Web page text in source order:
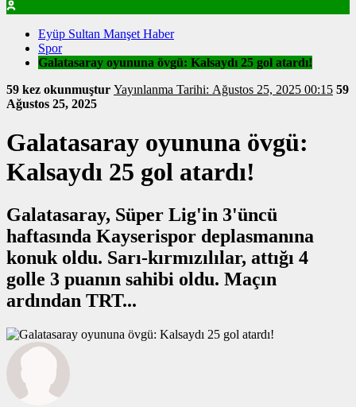
Eyüp Sultan Manşet Haber
Spor
Galatasaray oyununa övgü: Kalsaydı 25 gol atardı!
59 kez okunmuştur
Yayınlanma Tarihi: Ağustos 25, 2025 00:15 59
Ağustos 25, 2025
Galatasaray oyununa övgü:
Kalsaydı 25 gol atardı!
Galatasaray, Süper Lig'in 3'üncü
haftasında Kayserispor deplasmanına
konuk oldu. Sarı-kırmızılılar, attığı 4
golle 3 puanın sahibi oldu. Maçın
ardından TRT...